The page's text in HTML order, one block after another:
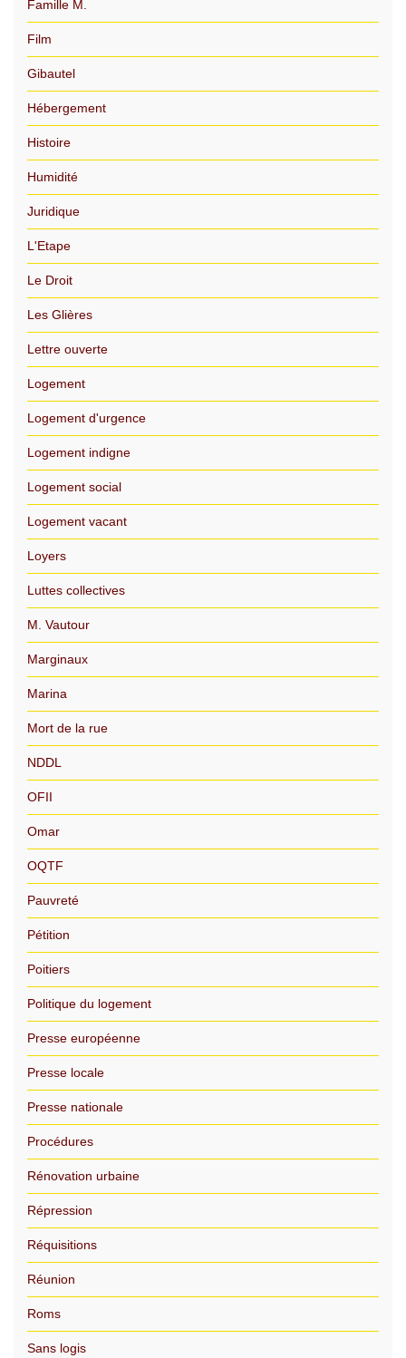
Famille M.
Film
Gibautel
Hébergement
Histoire
Humidité
Juridique
L'Etape
Le Droit
Les Glières
Lettre ouverte
Logement
Logement d'urgence
Logement indigne
Logement social
Logement vacant
Loyers
Luttes collectives
M. Vautour
Marginaux
Marina
Mort de la rue
NDDL
OFII
Omar
OQTF
Pauvreté
Pétition
Poitiers
Politique du logement
Presse européenne
Presse locale
Presse nationale
Procédures
Rénovation urbaine
Répression
Réquisitions
Réunion
Roms
Sans logis